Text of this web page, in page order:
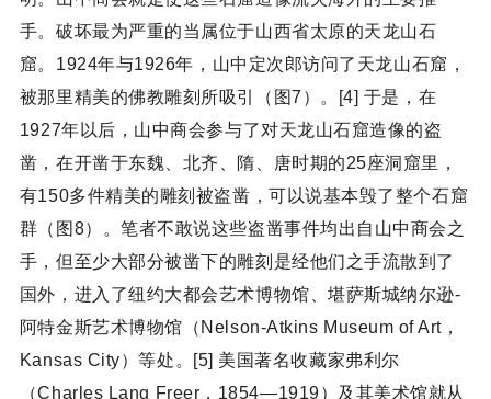
手。破坏最为严重的当属位于山西省太原的天龙山石
窟。1924年与1926年，山中定次郎访问了天龙山石窟，
被那里精美的佛教雕刻所吸引（图7）。[4] 于是，在
1927年以后，山中商会参与了对天龙山石窟造像的盗
凿，在开凿于东魏、北齐、隋、唐时期的25座洞窟里，
有150多件精美的雕刻被盗凿，可以说基本毁了整个石窟
群（图8）。笔者不敢说这些盗凿事件均出自山中商会之
手，但至少大部分被凿下的雕刻是经他们之手流散到了
国外，进入了纽约大都会艺术博物馆、堪萨斯城纳尔逊-
阿特金斯艺术博物馆（Nelson-Atkins Museum of Art，
Kansas City）等处。[5] 美国著名收藏家弗利尔
（Charles Lang Freer，1854—1919）及其美术馆就从